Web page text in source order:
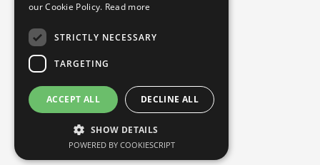
Accessibilità
Privacy
our Cookie Policy. Read more
STRICTLY NECESSARY
TARGETING
ACCEPT ALL DECLINE ALL
SHOW DETAILS
POWERED BY COOKIESCRIPT